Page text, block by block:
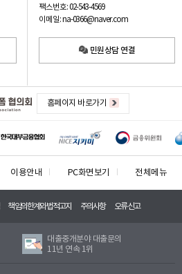
팩스번호: 02-543-4569
이메일: na-0366@naver.com
민원상담 연결
홈페이지 바로가기
이용안내 PC화면보기 전체메뉴
책임의한계와법적고지 주의사항 오류신고
대출중개분야 대출문의
11년 연속 1위